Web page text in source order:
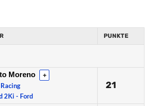
PUNKTE
Moreno +
2Ki - Ford
21